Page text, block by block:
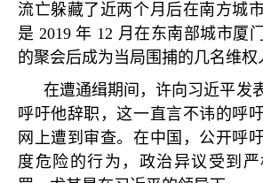
流亡躲藏了近两个月后在南方城
是 2019年 12 月在东南部城市厦
的聚会后成为当局围捕的几名维权
在遭通缉期间，许向习近平发
呼吁他辞职，这一直言不讳的呼
网上遭到审查。在中国，公开呼
度危险的行为，政治异议受到